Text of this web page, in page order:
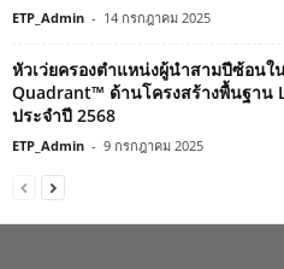
ETP_Admin - 14 กรกฎาคม 2025
หัวเว่ยครองตำแหน่งผู้นำสามปีซ้อน
Quadrant™ ด้านโครงสร้างพื้นฐาน
ประจำปี 2568
ETP_Admin - 9 กรกฎาคม 2025